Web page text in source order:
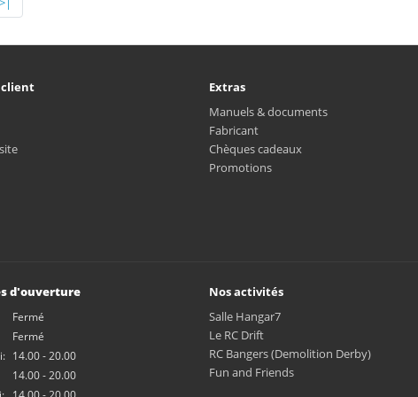
client
Extras
Manuels & documents
Fabricant
Chèques cadeaux
Promotions
d'ouverture
Fermé
Fermé
14.00 - 20.00
14.00 - 20.00
Nos activités
Salle Hangar7
Le RC Drift
RC Bangers (Demolition Derby)
Fun and Friends